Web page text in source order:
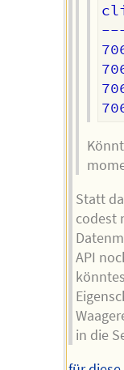
Statt
codest
API
in die